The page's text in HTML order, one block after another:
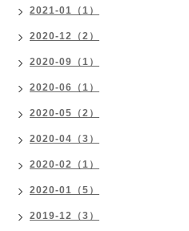
2021-01（1）
2020-12（2）
2020-09（1）
2020-06（1）
2020-05（2）
2020-04（3）
2020-02（1）
2020-01（5）
2019-12（3）